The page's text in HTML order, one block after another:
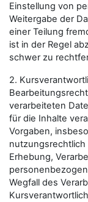
Einstellung von
Weitergabe der
einer Teilung
ist in der Regel
schwer zu
2.
verarbeiteten
für die Inhalte
Vorgaben,
nutzungsrechtlich
Erhebung,
Wegfall des